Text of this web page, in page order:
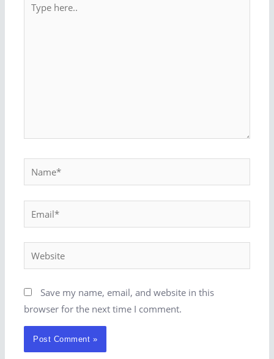
Save my name, email, and website in this
browser for the next time I comment.